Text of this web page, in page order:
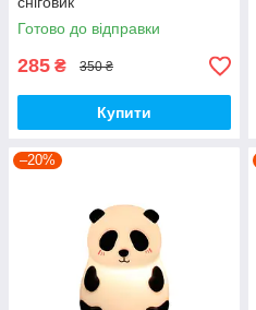
Готово до відправки
285 ₴ 350 ₴
Купити
–20%